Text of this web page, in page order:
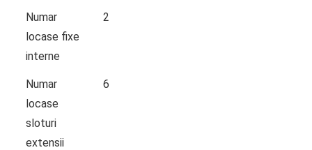
Numar
locase fixe
interne
2
Numar
locase
sloturi
extensii
6